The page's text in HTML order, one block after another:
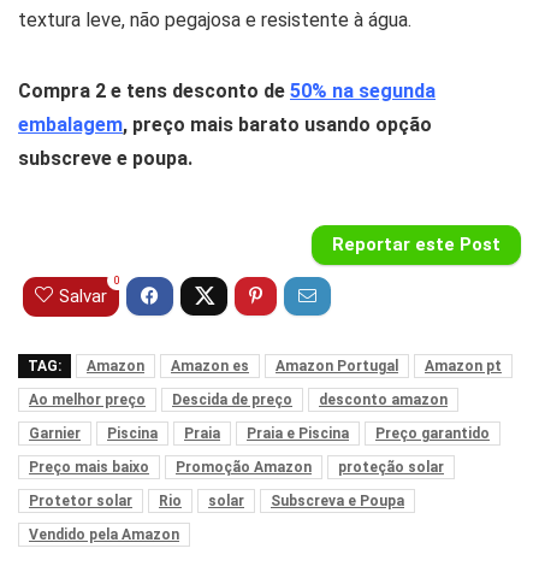
textura leve, não pegajosa e resistente à água.
Compra 2 e tens desconto de 50% na segunda
embalagem, preço mais barato usando opção
subscreve e poupa.
Reportar este Post
Salvar
0
TAG: Amazon Amazon es Amazon Portugal
Amazon pt
Ao melhor preço
Descida de preço
desconto amazon
Garnier
Piscina Praia Praia e Piscina
Preço garantido
Preço mais baixo
Promoção Amazon
proteção solar
Protetor solar
Rio solar
Subscreva e Poupa
Vendido pela Amazon